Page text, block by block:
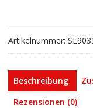
0010
Menge
Artikelnummer:
Beschreibung
Rezensionen (0)